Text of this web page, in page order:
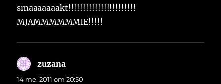
smaaaaaaakt!!!!!!!!!!!!!!!!!!!!!!!
MJAMMMMMMIE!!!!!
zuzana
14 mei 2011 om 20:50